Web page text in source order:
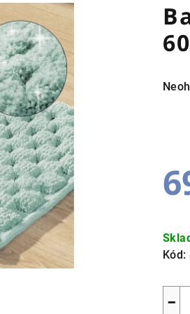
z
5
cena:
Kód:
−